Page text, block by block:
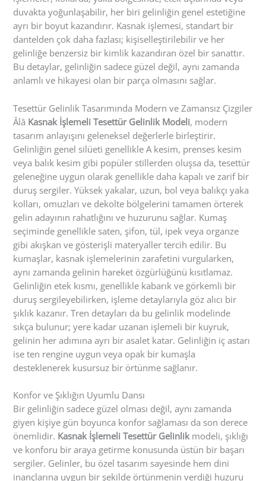
duvakta yoğunlaşabilir, her biri gelinliğin genel estetiğine
ayrı bir boyut kazandırır. Kasnak işlemesi, standart bir
dantelden çok daha fazlası; kişiselleştirilebilir ve her
gelinliğe benzersiz bir kimlik kazandıran özel bir sanattır.
Bu detaylar, gelinliğin sadece güzel değil, aynı zamanda
anlamlı ve hikayesi olan bir parça olmasını sağlar.
Tesettür Gelinlik Tasarımında Modern ve Zamansız Çizgiler
Âlâ Kasnak İşlemeli Tesettür Gelinlik Modeli, modern
tasarım anlayışını geleneksel değerlerle birleştirir.
Gelinliğin genel silüeti genellikle A kesim, prenses kesim
veya balık kesim gibi popüler stillerden oluşsa da, tesettür
geleneğine uygun olarak genellikle daha kapalı ve zarif bir
duruş sergiler. Yüksek yakalar, uzun, bol veya balıkçı yaka
kolları, omuzları ve dekolte bölgelerini tamamen örterek
gelin adayının rahatlığını ve huzurunu sağlar. Kumaş
seçiminde genellikle saten, şifon, tül, ipek veya organze
gibi akışkan ve gösterişli materyaller tercih edilir. Bu
kumaşlar, kasnak işlemelerinin zarafetini vurgularken,
aynı zamanda gelinin hareket özgürlüğünü kısıtlamaz.
Gelinliğin etek kısmı, genellikle kabarık ve görkemli bir
duruş sergileyebilirken, işleme detaylarıyla göz alıcı bir
şıklık kazanır. Tren detayları da bu gelinlik modelinde
sıkça bulunur; yere kadar uzanan işlemeli bir kuyruk,
gelinin her adımına ayrı bir asalet katar. Gelinliğin iç astarı
ise ten rengine uygun veya opak bir kumaşla
desteklenerek kusursuz bir örtünme sağlanır.
Konfor ve Şıklığın Uyumlu Dansı
Bir gelinliğin sadece güzel olması değil, aynı zamanda
giyen kişiye gün boyunca konfor sağlaması da son derece
önemlidir. Kasnak İşlemeli Tesettür Gelinlik modeli, şıklığı
ve konforu bir araya getirme konusunda üstün bir başarı
sergiler. Gelinler, bu özel tasarım sayesinde hem dini
inançlarına uygun bir şekilde örtünmenin verdiği huzuru